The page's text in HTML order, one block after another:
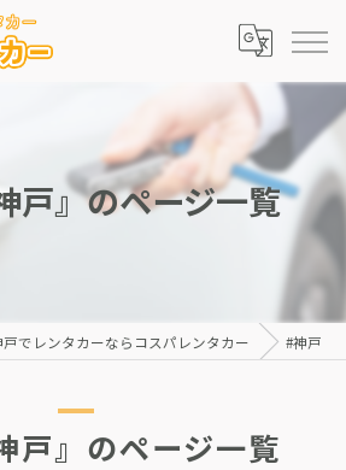
戸』のページ一覧
でレンタカーならコスパレンタカー #神戸
戸』のページ一覧